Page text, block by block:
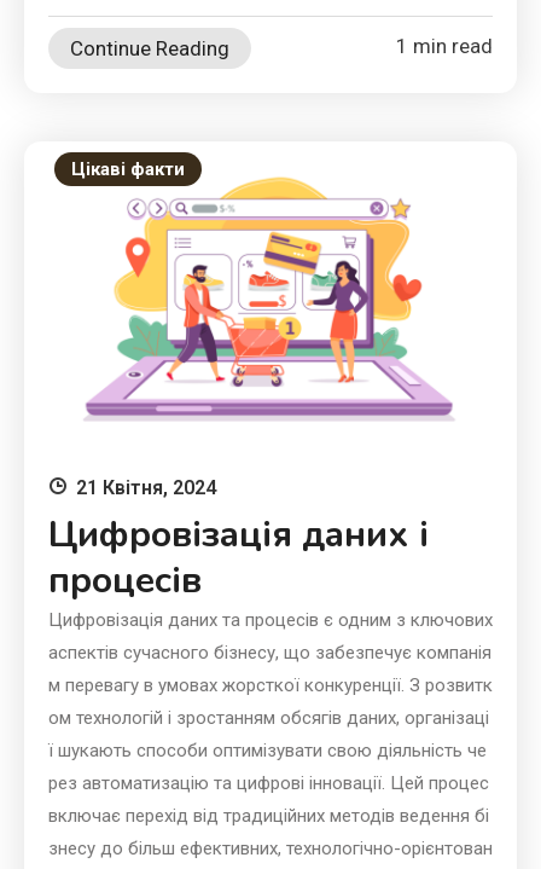
Continue Reading 1 min read
Цікаві факти
21 Квітня, 2024
Цифровізація даних і
процесів
Цифровізація даних та процесів є одним з ключових
аспектів сучасного бізнесу, що забезпечує компанія
м перевагу в умовах жорсткої конкуренції. З розвитк
ом технологій і зростанням обсягів даних, організаці
ї шукають способи оптимізувати свою діяльність че
рез автоматизацію та цифрові інновації. Цей процес
включає перехід від традиційних методів ведення бі
знесу до більш ефективних, технологічно-орієнтован